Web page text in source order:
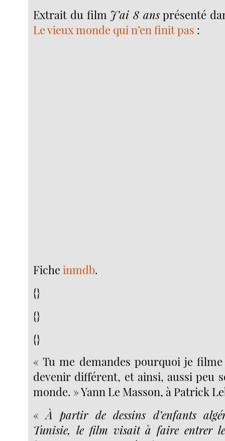
Extrait du film J’ai 8 ansprésenté
Le vieux monde qui n’en finit pas :
Ficheinmdb.
{}
{}
{}
« Tu me demandes pourquoi je
devenir différent, et ainsi, aussi peu
monde. » Yann Le Masson, à Patrick
«À partir de dessins d’enfants
Tunisie, le film visait à faire entrer le